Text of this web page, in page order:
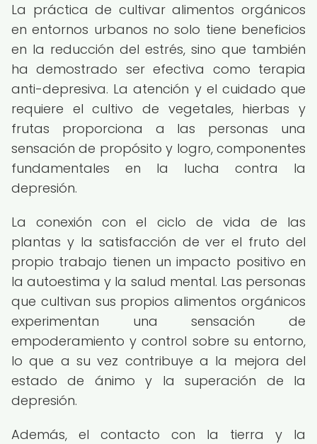
La práctica de cultivar alimentos orgánicos
en entornos urbanos no solo tiene beneficios
en la reducción del estrés, sino que también
ha demostrado ser efectiva como terapia
anti-depresiva. La atención y el cuidado que
requiere el cultivo de vegetales, hierbas y
frutas proporciona a las personas una
sensación de propósito y logro, componentes
fundamentales en la lucha contra la
depresión.
La conexión con el ciclo de vida de las
plantas y la satisfacción de ver el fruto del
propio trabajo tienen un impacto positivo en
la autoestima y la salud mental. Las personas
que cultivan sus propios alimentos orgánicos
experimentan una sensación de
empoderamiento y control sobre su entorno,
lo que a su vez contribuye a la mejora del
estado de ánimo y la superación de la
depresión.
Además, el contacto con la tierra y la